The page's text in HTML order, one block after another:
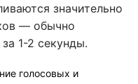
значительно
— обычно
1-2 секунды.
голосовых и